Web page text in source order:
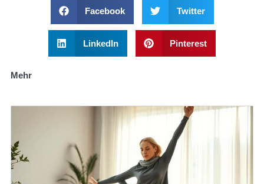
Facebook Twitter
LinkedIn Pinterest
Mehr